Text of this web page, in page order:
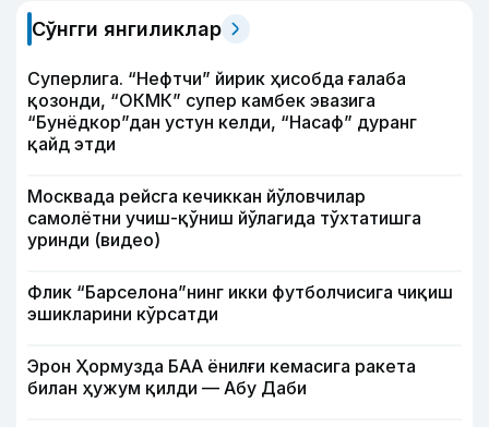
Сўнгги янгиликлар
Суперлига. “Нефтчи” йирик ҳисобда ғалаба
қозонди, “ОКМК” супер камбек эвазига
“Бунёдкор”дан устун келди, “Насаф” дуранг
қайд этди
Москвада рейсга кечиккан йўловчилар
самолётни учиш-қўниш йўлагида тўхтатишга
уринди (видео)
Флик “Барселона”нинг икки футболчисига чиқиш
эшикларини кўрсатди
Эрон Ҳормузда БАА ёнилғи кемасига ракета
билан ҳужум қилди — Абу Даби